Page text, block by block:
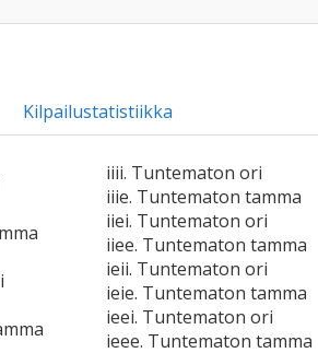
Kilpailustatistiikka
iiii. Tuntematon ori
iiie. Tuntematon tamma
iiei. Tuntematon ori
iiee. Tuntematon tamma
ieii. Tuntematon ori
ieie. Tuntematon tamma
ieei. Tuntematon ori
ieee. Tuntematon tamma